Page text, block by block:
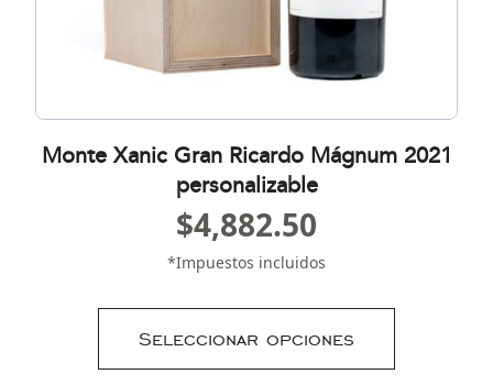
Monte Xanic Gran Ricardo Mágnum 2021
personalizable
$4,882.50
*Impuestos incluidos
Seleccionar opciones